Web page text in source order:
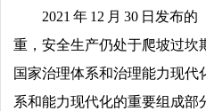
2021 年 12 月 30 日发布
重，安全生产仍处于爬坡过坎
国家治理体系和治理能力现
系和能力现代化的重要组成